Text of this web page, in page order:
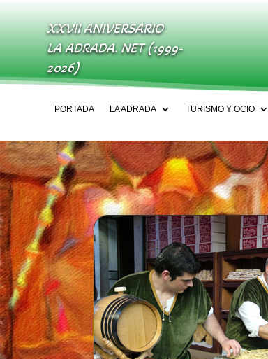
XXVII ANIVERSARIO
LA ADRADA. NET (1999-
2026)
PORTADA LA ADRADA TURISMO Y OCIO